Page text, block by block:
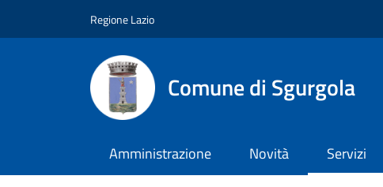
Regione Lazio
Comune di Sgurgola
Amministrazione Novità Servizi